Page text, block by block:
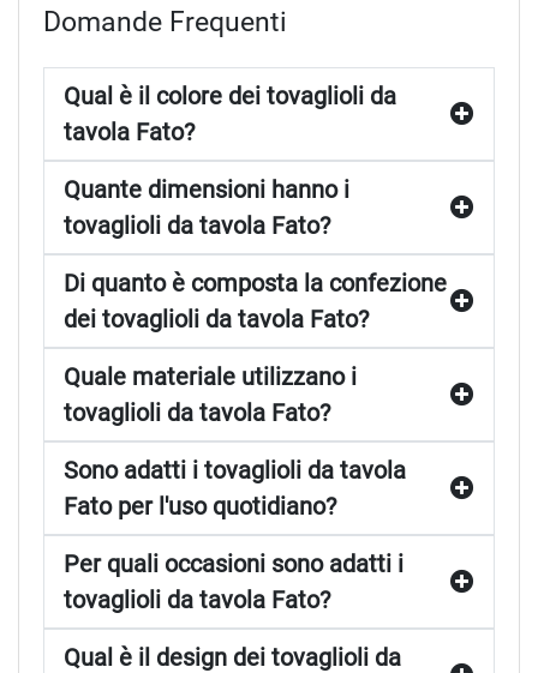
Domande Frequenti
Qual è il colore dei tovaglioli da
tavola Fato?
Quante dimensioni hanno i
tovaglioli da tavola Fato?
Di quanto è composta la confezione
dei tovaglioli da tavola Fato?
Quale materiale utilizzano i
tovaglioli da tavola Fato?
Sono adatti i tovaglioli da tavola
Fato per l'uso quotidiano?
Per quali occasioni sono adatti i
tovaglioli da tavola Fato?
Qual è il design dei tovaglioli da